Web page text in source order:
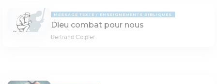
MESSAGE TEXTE ENSEIGNEMENTS BIBLIQUES
Dieu combat pour nous
Bertrand Colpier